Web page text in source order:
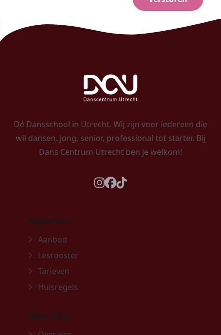
Dé Dansschool in Utrecht. Wij zijn voor iedereen die
wil dansen. Jong, senior, professional tot starter. Bij
Dans Centrum Utrecht ben je welkom!
instagram
facebook
tiktok
Algemeen
Aanbod
Lesrooster
Tarieven
Huisregels
Over DCU